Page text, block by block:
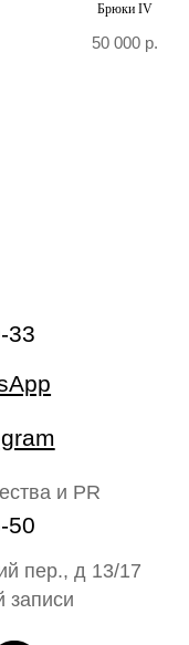
Брюки IV
50 000 р.